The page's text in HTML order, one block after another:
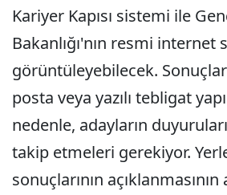
Kariyer Kapısı sistemi ile
Bakanlığı'nın resmi internet
görüntüleyebilecek.
posta veya yazılı tebligat
nedenle, adayların
takip etmeleri gerekiyor.
sonuçlarının açıklanmasının